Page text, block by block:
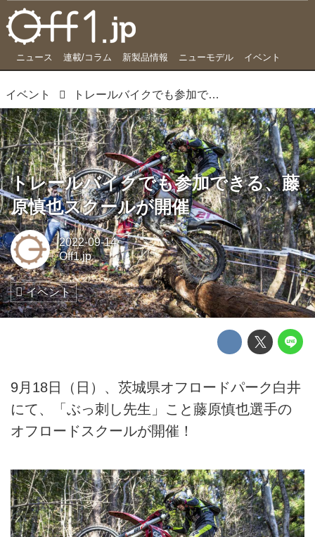
ニュース 連載/コラム 新製品情報 ニューモデル イベント
イベント トレールバイクでも参加できる、藤原慎也スクールが開催
トレールバイクでも参加できる、藤
原慎也スクールが開催
2022-09-14
Off1.jp
イベント
9月18日（日）、茨城県オフロードパーク白井
にて、「ぶっ刺し先生」こと藤原慎也選手の
オフロードスクールが開催！